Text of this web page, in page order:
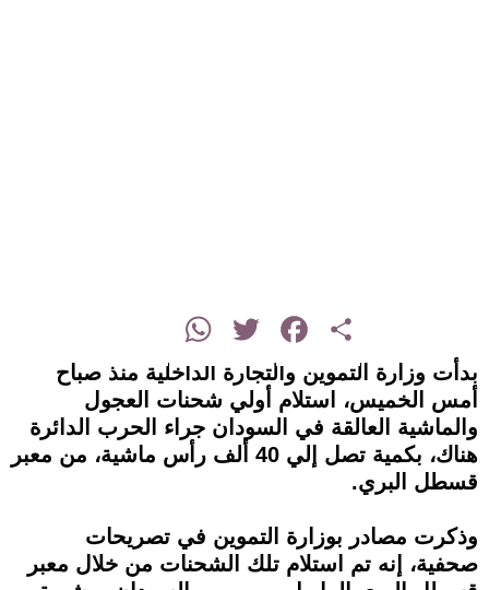
Share
Facebook
Twitter
WhatsApp
بدأت وزارة التموين والتجارة الداخلية منذ صباح
أمس الخميس، استلام أولي شحنات العجول
والماشية العالقة في السودان جراء الحرب الدائرة
هناك، بكمية تصل إلي 40 ألف رأس ماشية، من معبر
قسطل البري.
وذكرت مصادر بوزارة التموين في تصريحات
صحفية، إنه تم استلام تلك الشحنات من خلال معبر